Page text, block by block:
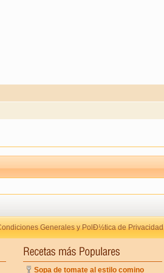
Generales y PolÐ½tica de Privacidad
Sopa de tomate al estilo comino